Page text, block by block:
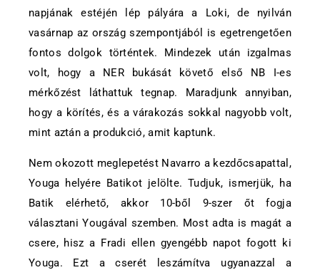
napjának estéjén lép pályára a Loki, de nyilván
vasárnap az ország szempontjából is egetrengetően
fontos dolgok történtek. Mindezek után izgalmas
volt, hogy a NER bukását követő első NB I-es
mérkőzést láthattuk tegnap. Maradjunk annyiban,
hogy a körítés, és a várakozás sokkal nagyobb volt,
mint aztán a produkció, amit kaptunk.
Nem okozott meglepetést Navarro a kezdőcsapattal,
Youga helyére Batikot jelölte. Tudjuk, ismerjük, ha
Batik elérhető, akkor 10-ből 9-szer őt fogja
választani Yougával szemben. Most adta is magát a
csere, hisz a Fradi ellen gyengébb napot fogott ki
Youga. Ezt a cserét leszámítva ugyanazzal a